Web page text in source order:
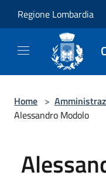
Regione Lombardia
Home >
Alessandro Modolo